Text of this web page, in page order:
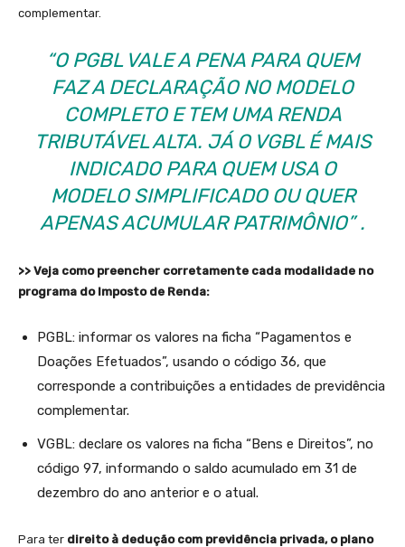
complementar.
“O PGBL VALE A PENA PARA QUEM
FAZ A DECLARAÇÃO NO MODELO
COMPLETO E TEM UMA RENDA
TRIBUTÁVEL ALTA. JÁ O VGBL É MAIS
INDICADO PARA QUEM USA O
MODELO SIMPLIFICADO OU QUER
APENAS ACUMULAR PATRIMÔNIO” .
>> Veja como preencher corretamente cada modalidade no
programa do Imposto de Renda:
PGBL: informar os valores na ficha “Pagamentos e
Doações Efetuados”, usando o código 36, que
corresponde a contribuições a entidades de previdência
complementar.
VGBL: declare os valores na ficha “Bens e Direitos”, no
código 97, informando o saldo acumulado em 31 de
dezembro do ano anterior e o atual.
Para ter direito à dedução com previdência privada, o plano